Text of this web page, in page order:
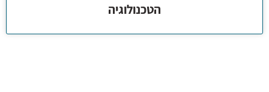
הטכנולוגיה